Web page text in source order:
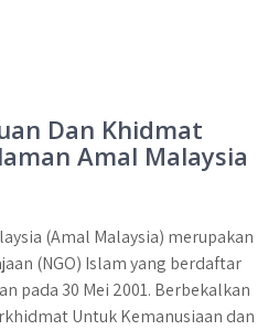
Dan Khidmat
Amal Malaysia
(Amal Malaysia) merupakan
(NGO) Islam yang berdaftar
pada 30 Mei 2001. Berbekalkan
Untuk Kemanusiaan dan